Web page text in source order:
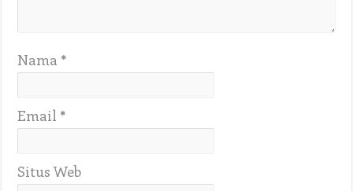
Nama *
Email *
Situs Web